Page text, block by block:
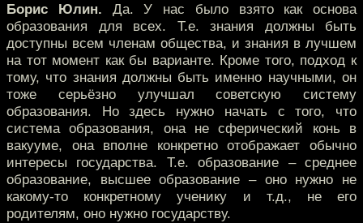
Борис Юлин. Да. У нас было взято как основа
образования для всех. Т.е. знания должны быть
доступны всем членам общества, и знания в лучшем
на тот момент как бы варианте. Кроме того, подход к
тому, что знания должны быть именно научными, он
тоже серьёзно улучшал советскую систему
образования. Но здесь нужно начать с того, что
система образования, она не сферический конь в
вакууме, она вполне конкретно отображает обычно
интересы государства. Т.е. образование – среднее
образование, высшее образование – оно нужно не
какому-то конкретному ученику и т.д., не его
родителям, оно нужно государству.